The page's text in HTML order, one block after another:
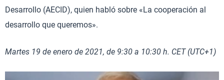
Desarrollo (AECID), quien habló sobre «La cooperación al
desarrollo que queremos».
Martes 19 de enero de 2021, de 9:30 a 10:30 h. CET (UTC+1)